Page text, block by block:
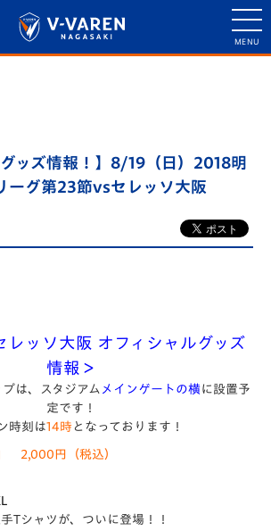
グッズ情報！】8/19（日）2018明
ーグ第23節vsセレッソ大阪
レッソ大阪 オフィシャルグッズ
情報＞
は、スタジアム メインゲートの横に設置予
定です！
時刻は14時 となっております！
2,000円（税込）
Tシャツが、ついに登場！！